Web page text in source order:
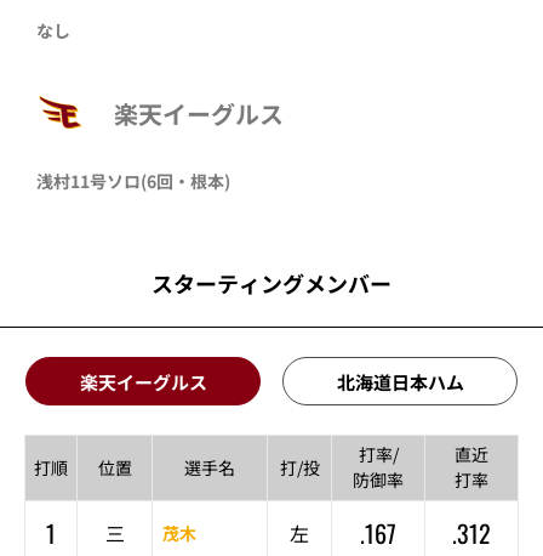
なし
楽天イーグルス
浅村11号ソロ(6回・ 根本)
スターティングメンバー
楽天イーグルス 北海道日本ハム
打順 位置 選手名 打/投
打率/
防御率
直近
打率
1 三 茂木 左 .167
.312